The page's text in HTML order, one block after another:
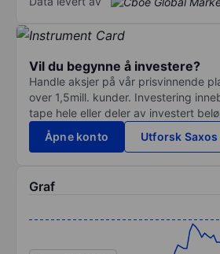
Vil du begynne å investere?
Handle aksjer på vår prisvinnende
over 1,5mill. kunder. Investering
tape hele eller deler av investert
Åpne konto
Utforsk
Graf
Line chart with 91 data points.